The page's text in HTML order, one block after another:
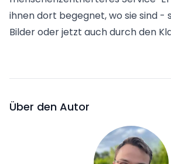
ihnen dort begegnet, wo sie sind -
Bilder oder jetzt auch durch den
Über den Autor